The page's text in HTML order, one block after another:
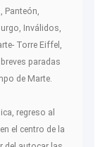
Panteón,
Inválidos,
Torre Eiffel,
paradas
de Marte.
regreso al
el centro de la